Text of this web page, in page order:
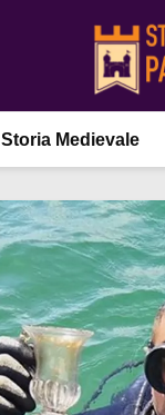
Storia Medievale